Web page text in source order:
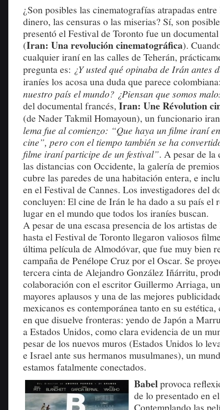
¿Son posibles las cinematografías atrapadas
dinero, las censuras o las miserias? Sí, son
presentó el Festival de Toronto fue un
(Iran: Una revolución cinematográfica).
cualquier iraní en las calles de Teherán,
pregunta es: ¿Y usted qué opinaba de Irán antes
iraníes los acosa una duda que parece
nuestro país el mundo? ¿Piensan que somos
del documental francés, Iran: Une Révolution
(de Nader Takmil Homayoun), un funcionario
lema fue al comienzo: “Que haya un filme iraní
cine”, pero con el tiempo también se ha
filme iraní participe de un festival”. A pesar de la
las distancias con Occidente, la galería de
cubre las paredes de una habitación entera, e
en el Festival de Cannes. Los investigadores del
concluyen: El cine de Irán le ha dado a su país el
lugar en el mundo que todos los iraníes buscan.
A pesar de una escasa presencia de los artistas
hasta el Festival de Toronto llegaron valiosos
última película de Almodóvar, que fue muy bien
campaña de Penélope Cruz por el Oscar. Se
tercera cinta de Alejandro González Iñárritu,
colaboración con el escritor Guillermo Arriaga,
mayores aplausos y una de las mejores
mexicanos es contemporánea tanto en su
en que disuelve fronteras: yendo de Japón a
a Estados Unidos, como clara evidencia de un
pesar de los nuevos muros (Estados Unidos lo
e Israel ante sus hermanos musulmanes), un
estamos fatalmente conectados.
Babelprovoca
de lo presentado en
Contemplando las